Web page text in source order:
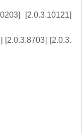
] [2.0.3.10121]
] [2.0.3.8703] [2.0.3.